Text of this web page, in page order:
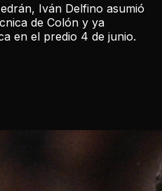
Iván Delfino asumió
de Colón y ya
en el predio 4 de junio.